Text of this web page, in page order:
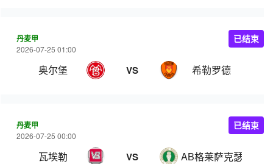
丹麦甲
2026-07-25 01:00
奥尔堡 VS 希勒罗德
已结束
丹麦甲
2026-07-25 00:00
瓦埃勒 VS AB格莱萨克瑟
已结束